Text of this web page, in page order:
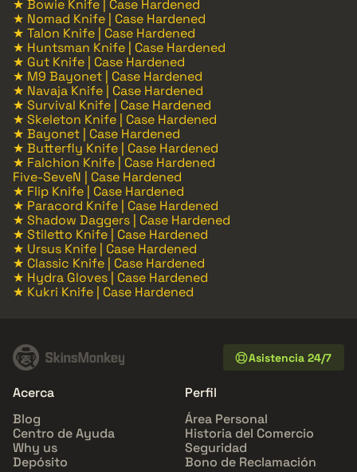
★ Bowie Knife | Case Hardened
★ Nomad Knife | Case Hardened
★ Talon Knife | Case Hardened
★ Huntsman Knife | Case Hardened
★ Gut Knife | Case Hardened
★ M9 Bayonet | Case Hardened
★ Navaja Knife | Case Hardened
★ Survival Knife | Case Hardened
★ Skeleton Knife | Case Hardened
★ Bayonet | Case Hardened
★ Butterfly Knife | Case Hardened
★ Falchion Knife | Case Hardened
Five-SeveN | Case Hardened
★ Flip Knife | Case Hardened
★ Paracord Knife | Case Hardened
★ Shadow Daggers | Case Hardened
★ Stiletto Knife | Case Hardened
★ Ursus Knife | Case Hardened
★ Classic Knife | Case Hardened
★ Hydra Gloves | Case Hardened
★ Kukri Knife | Case Hardened
Asistencia 24/7
Acerca
Blog
Centro de Ayuda
Why us
Depósito
Perfil
Área Personal
Historia del Comercio
Seguridad
Bono de Reclamación